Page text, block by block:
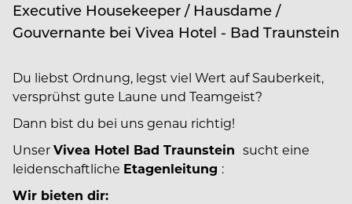
Executive Housekeeper / Hausdame /
Gouvernante bei Vivea Hotel - Bad Traunstein
Du liebst Ordnung, legst viel Wert auf Sauberkeit,
versprühst gute Laune und Teamgeist?
Dann bist du bei uns genau richtig!
UnserVivea Hotel Bad Traunstein sucht eine
leidenschaftliche Etagenleitung :
Wir bieten dir: